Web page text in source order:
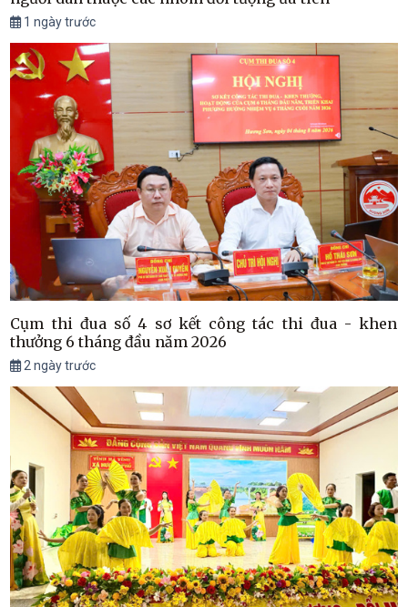
1 ngày trước
Cụm thi đua số 4 sơ kết công tác thi đua - khen
thưởng 6 tháng đầu năm 2026
2 ngày trước